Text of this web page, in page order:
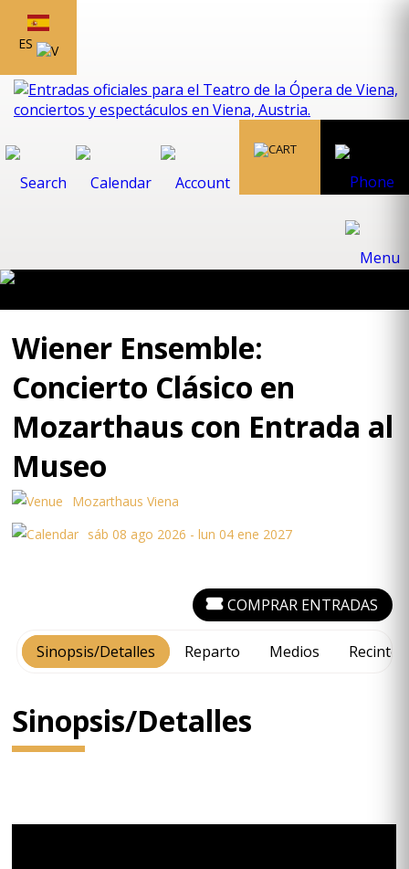
ES
Wiener Ensemble:
Concierto Clásico en
Mozarthaus con Entrada al
Museo
Mozarthaus Viena
sáb 08 ago 2026 - lun 04 ene 2027
Sinopsis/Detalles Reparto Medios Recinto
COMPRAR ENTRADAS
Sinopsis/Detalles